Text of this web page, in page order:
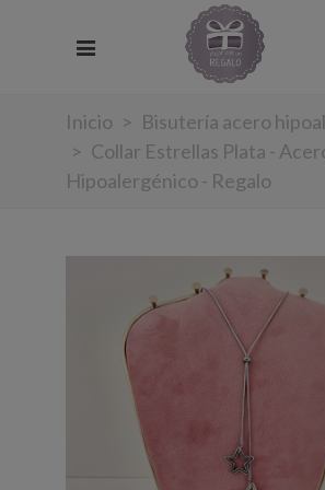
Inicio > Bisutería acero
> Collar Estrellas Plata -
Hipoalergénico - Regalo